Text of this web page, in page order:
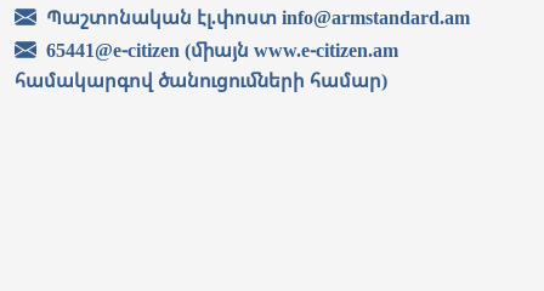
Պաշտոնական էլ.փոստ info@armstandard.am
65441@e-citizen (միայն www.e-citizen.am
համակարգով ծանուցումների համար)